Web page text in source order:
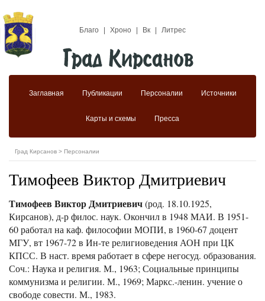
Благо Хроно Вк Литрес
Заглавная Публикации Персоналии Источники
Карты и схемы Пресса
Град Кирсанов > Персоналии
Тимофеев Виктор Дмитриевич
Тимофеев Виктор Дмитриевич(род. 18.10.1925,
Кирсанов), д-р филос. наук. Окончил в 1948 МАИ. В 1951-
60 работал на каф. философии МОПИ, в 1960-67 доцент
МГУ, вт 1967-72 в Ин-те религиоведения АОН при ЦК
КПСС. В наст. время работает в сфере негосуд. образования.
Соч.: Наука и религия. М., 1963; Социальные принципы
коммунизма и религии. М., 1969; Маркс.-ленин. учение о
свободе совести. М., 1983.